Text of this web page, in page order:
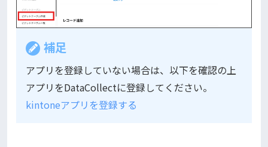
補足
アプリを登録していない場合は、以下を確認の上
アプリをDataCollectに登録してください。
kintoneアプリを登録する